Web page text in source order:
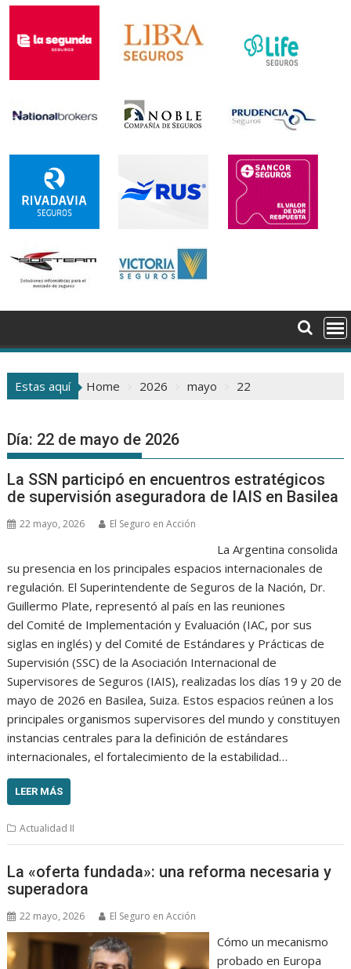
Estas aquí Home 2026 mayo 22
Día: 22 de mayo de 2026
La SSN participó en encuentros estratégicos
de supervisión aseguradora de IAIS en Basilea
22 mayo, 2026 El Seguro en Acción
La Argentina consolida
su presencia en los principales espacios internacionales de
regulación. El Superintendente de Seguros de la Nación, Dr.
Guillermo Plate, representó al país en las reuniones
del Comité de Implementación y Evaluación (IAC, por sus
siglas en inglés) y del Comité de Estándares y Prácticas de
Supervisión (SSC) de la Asociación Internacional de
Supervisores de Seguros (IAIS), realizadas los días 19 y 20 de
mayo de 2026 en Basilea, Suiza. Estos espacios reúnen a los
principales organismos supervisores del mundo y constituyen
instancias centrales para la definición de estándares
internacionales, el fortalecimiento de la estabilidad…
LEER MÁS
Actualidad II
La «oferta fundada»: una reforma necesaria y
superadora
22 mayo, 2026 El Seguro en Acción
Cómo un mecanismo
probado en Europa